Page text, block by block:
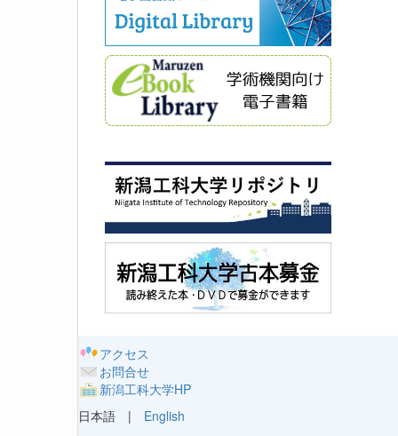
アクセス
お問合せ
新潟工科大学HP
日本語 | English